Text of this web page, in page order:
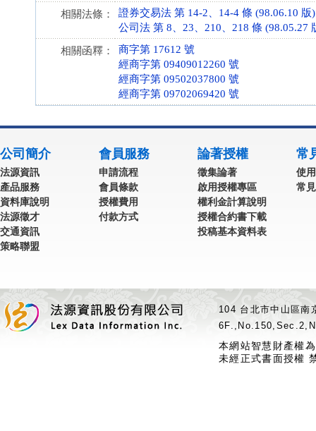
相關法條：
證券交易法 第 14-2、14-4 條 (98.06.10 版)
公司法 第 8、23、210、218 條 (98.05.27
相關函釋：
商字第 17612 號
經商字第 09409012260 號
經商字第 09502037800 號
經商字第 09702069420 號
公司簡介
法源資訊
產品服務
資料庫說明
法源徵才
交通資訊
策略聯盟
會員服務
申請流程
會員條款
授權費用
付款方式
論著授權
徵集論著
啟用授權專區
權利金計算說明
授權合約書下載
投稿基本資料表
常
使
常
104 台北市中山區
本網站智慧財產權
未經正式書面授權